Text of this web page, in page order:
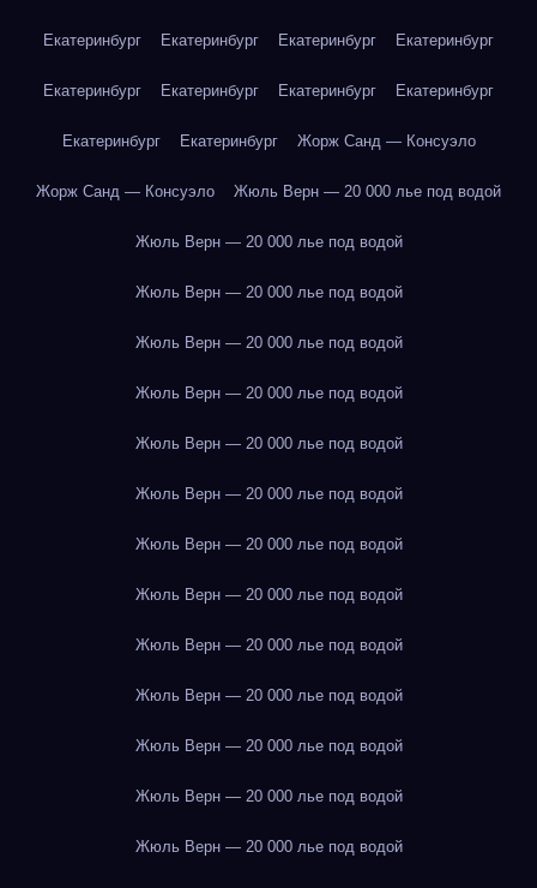
Екатеринбург Екатеринбург Екатеринбург Екатеринбург
Екатеринбург Екатеринбург Екатеринбург Екатеринбург
Екатеринбург Екатеринбург Жорж Санд — Консуэло
Жорж Санд — Консуэло Жюль Верн — 20 000 лье под водой
Жюль Верн — 20 000 лье под водой
Жюль Верн — 20 000 лье под водой
Жюль Верн — 20 000 лье под водой
Жюль Верн — 20 000 лье под водой
Жюль Верн — 20 000 лье под водой
Жюль Верн — 20 000 лье под водой
Жюль Верн — 20 000 лье под водой
Жюль Верн — 20 000 лье под водой
Жюль Верн — 20 000 лье под водой
Жюль Верн — 20 000 лье под водой
Жюль Верн — 20 000 лье под водой
Жюль Верн — 20 000 лье под водой
Жюль Верн — 20 000 лье под водой